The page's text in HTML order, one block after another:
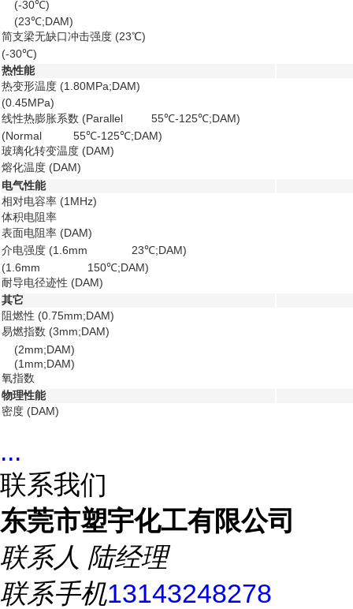
(-30℃)
(23℃;DAM)
简支梁无缺口冲击强度 (23℃)
(-30℃)
热性能
热变形温度 (1.80MPa;DAM)
(0.45MPa)
线性热膨胀系数 (Parallel 55℃-125℃;DAM)
(Normal 55℃-125℃;DAM)
玻璃化转变温度 (DAM)
熔化温度 (DAM)
电气性能
相对电容率 (1MHz)
体积电阻率
表面电阻率 (DAM)
介电强度 (1.6mm 23℃;DAM)
(1.6mm 150℃;DAM)
耐导电径迹性 (DAM)
其它
阻燃性 (0.75mm;DAM)
易燃指数 (3mm;DAM)
(2mm;DAM)
(1mm;DAM)
氧指数
物理性能
密度 (DAM)
...
联系我们
东莞市塑宇化工有限公司
联系人 陆经理
联系手机13143248278